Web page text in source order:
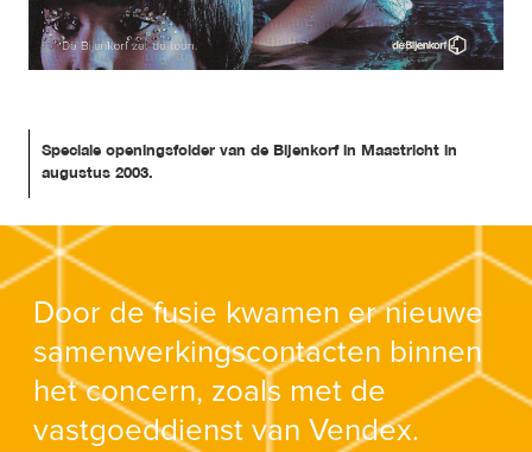
Speciale openingsfolder van de Bijenkorf in Maastricht in
augustus 2003.
Door de fusie kwamen er nieuwe
samenwerkingscontacten binnen
het concern, zoals met de
vastgoeddienst van Vendex.